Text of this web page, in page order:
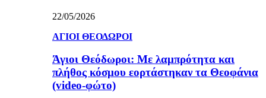
22/05/2026
ΑΓΙΟΙ ΘΕΟΔΩΡΟΙ
Άγιοι Θεόδωροι: Με λαμπρότητα και
πλήθος κόσμου εορτάστηκαν τα Θεοφάνια
(video-φώτο)